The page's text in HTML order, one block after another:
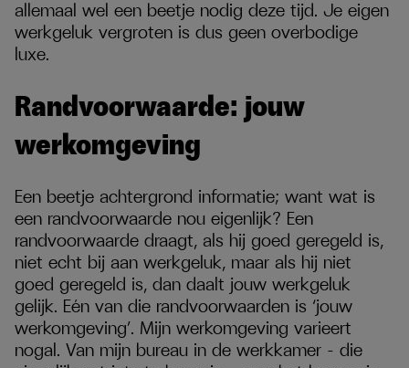
allemaal wel een beetje nodig deze tijd. Je eigen
werkgeluk vergroten is dus geen overbodige
luxe.
Randvoorwaarde: jouw
werkomgeving
Een beetje achtergrond informatie; want wat is
een randvoorwaarde nou eigenlijk? Een
randvoorwaarde draagt, als hij goed geregeld is,
niet echt bij aan werkgeluk, maar als hij niet
goed geregeld is, dan daalt jouw werkgeluk
gelijk. Eén van die randvoorwaarden is ‘jouw
werkomgeving’. Mijn werkomgeving varieert
nogal. Van mijn bureau in de werkkamer - die